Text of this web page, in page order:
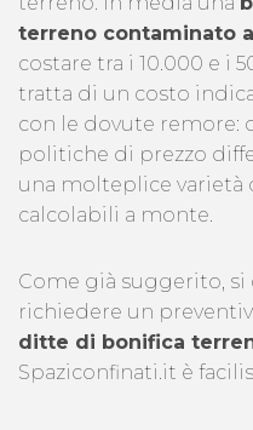
terreno contaminato
costare tra i 10.000 e i
tratta di un costo
con le dovute remore:
politiche di prezzo
una molteplice
calcolabili a monte.
Come già suggerito, si
richiedere un
ditte di bonifica
Spaziconfinati.it è